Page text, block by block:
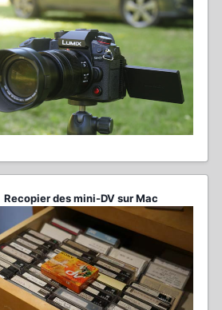
Recopier des mini-DV sur Mac